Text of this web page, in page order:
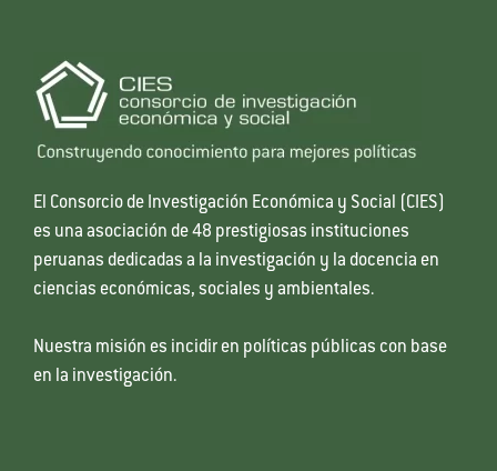
El Consorcio de Investigación Económica y Social (CIES)
es una asociación de 48 prestigiosas instituciones
peruanas dedicadas a la investigación y la docencia en
ciencias económicas, sociales y ambientales.
Nuestra misión es incidir en políticas públicas con base
en la investigación.